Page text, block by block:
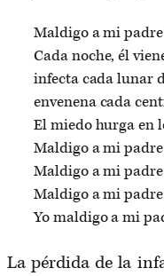
Maldigo a mi
Cada noche, él
infecta cada lunar
envenena cada
El miedo hurga en
Maldigo a mi
Maldigo a mi
Maldigo a mi
Yo maldigo a mi
La pérdida de la